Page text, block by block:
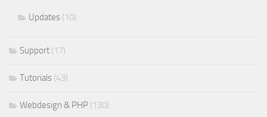
Updates (10)
Support (17)
Tutorials (43)
Webdesign & PHP (130)